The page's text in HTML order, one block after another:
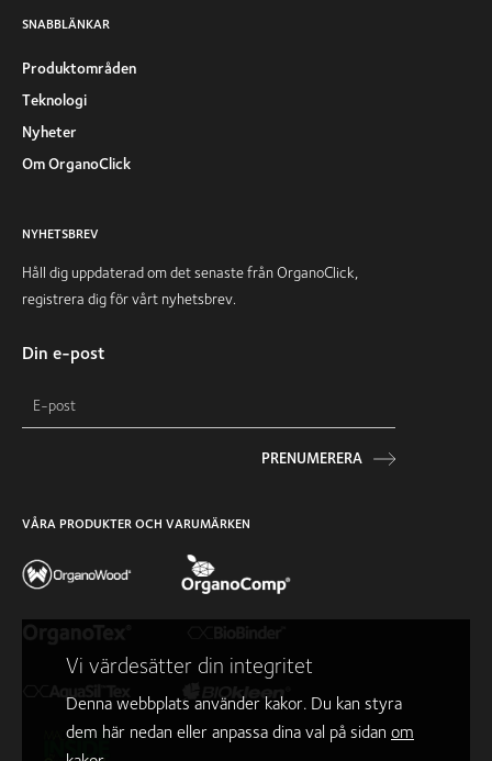
SNABBLÄNKAR
Produktområden
Teknologi
Nyheter
Om OrganoClick
NYHETSBREV
Håll dig uppdaterad om det senaste från OrganoClick,
registrera dig för vårt nyhetsbrev.
Din e-post
PRENUMERERA
VÅRA PRODUKTER OCH VARUMÄRKEN
Vi värdesätter din integritet
Denna webbplats använder kakor. Du kan styra
dem här nedan eller anpassa dina val på sidan om